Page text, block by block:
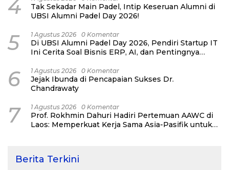
4
Tak Sekadar Main Padel, Intip Keseruan Alumni di
UBSI Alumni Padel Day 2026!
5 1 Agustus 2026 0 Komentar
Di UBSI Alumni Padel Day 2026, Pendiri Startup IT
Ini Cerita Soal Bisnis ERP, AI, dan Pentingnya
6 1 Agustus 2026 0 Komentar
Jejak Ibunda di Pencapaian Sukses Dr.
Chandrawaty
7 1 Agustus 2026 0 Komentar
Prof. Rokhmin Dahuri Hadiri Pertemuan AAWC di
Laos: Memperkuat Kerja Sama Asia-Pasifik untuk
Berita Terkini